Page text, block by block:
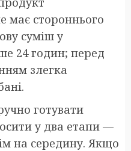
має стороннього
суміш у
24 годин; перед
злегка
готувати
у два етапи —
на середину. Якщо